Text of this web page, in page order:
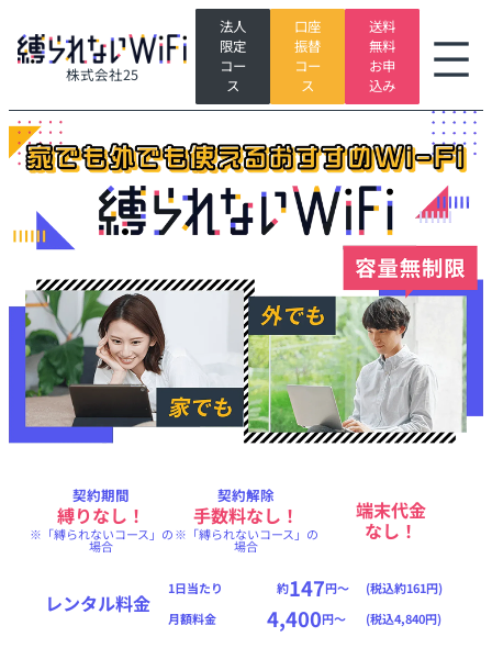
容
を
キ
ッ
プ
株式会社25
グ
ル
リ
ン
ク
法人
限定
コー
ス
口座
振替
コー
ス
送料
無料
お申
込み
契約期間
縛りなし！
※「縛られないコース」の
場合
契約解除
手数料なし！
※「縛られないコース」の
場合
端末代金
なし！
レンタル料金
1日当たり 約147円〜
(税込約161円)
月額料金
4,400円〜 (税込4,840円)